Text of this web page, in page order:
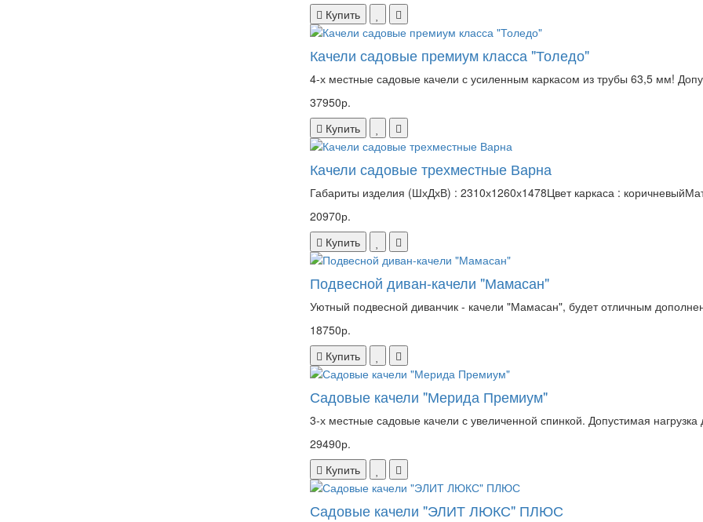
Купить
Качели садовые премиум класса "Толедо"
4-х местные садовые качели с усиленным каркасом из трубы 63,5 мм!
37950р.
Купить
Качели садовые трехместные Варна
Габариты изделия (ШхДхВ) : 2310х1260х1478Цвет каркаса :
20970р.
Купить
Подвесной диван-качели "Мамасан"
Уютный подвесной диванчик - качели "Мамасан", будет отличным
18750р.
Купить
Садовые качели "Мерида Премиум"
3-х местные садовые качели с увеличенной спинкой. Допустимая нагрузка
29490р.
Купить
Садовые качели "ЭЛИТ ЛЮКС" ПЛЮС